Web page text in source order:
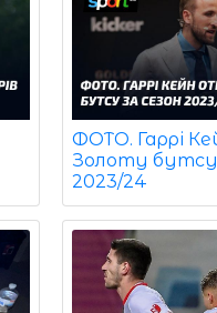
ФОТО. Гаррі
Золоту бутсу
2023/24